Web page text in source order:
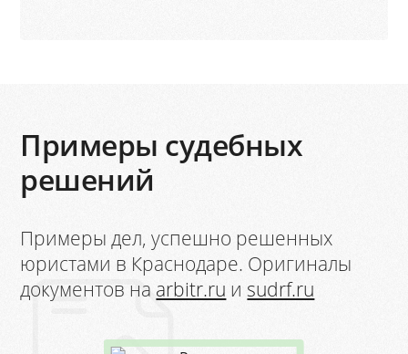
Примеры судебных
решений
Примеры дел, успешно решенных
юристами в Краснодаре. Оригиналы
документов на arbitr.ru иsudrf.ru